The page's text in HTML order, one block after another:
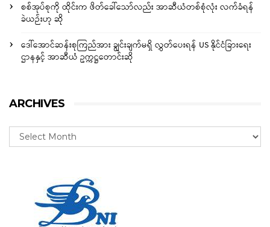
စစ်အုပ်စုကို ထိုင်းက ဖိတ်ခေါ်သော်လည်း အာဆီယံတစ်စုံလုံး လက်ခံရန်
ခဲယဉ်းဟု ဆို
ဒေါ်အောင်ဆန်းစုကြည်အား ချွင်းချက်မရှိ လွှတ်ပေးရန် US နိုင်ငံခြားရေး
ဌာနနှင့် အာဆီယံ ဥက္ကဋ္ဌတောင်းဆို
ARCHIVES